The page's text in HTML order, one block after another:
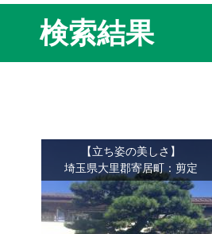
検索結果
【立ち姿の美しさ】
埼玉県大里郡寄居町：剪定